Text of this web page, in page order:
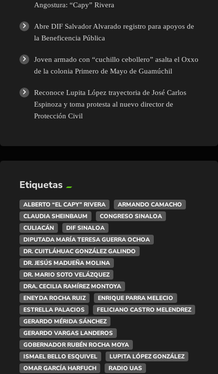
Angostura: “Capy” Rivera
Abre DIF Salvador Alvarado registro para apoyos de
la Beneficencia Pública
Joven armado con “cuchillo cebollero” asalta el Oxxo
de la colonia Primero de Mayo de Guamúchil
Reconoce Lupita López trayectoria de José Carlos
Espinoza y toma protesta al nuevo director de
Protección Civil
Etiquetas
ALBERTO “EL CAPY” RIVERA
ARMANDO CAMACHO
CLAUDIA SHEINBAUM
CONGRESO SINALOA
CULIACÁN
DIF SINALOA
DIPUTADA MARÍA TERESA GUERRA OCHOA
DR. CUITLÁHUAC GONZÁLEZ GALINDO
DR. JESÚS MADUEÑA MOLINA
DR. MARIO SOTO VELÁZQUEZ
DRA. CECILIA RAMÍREZ MONTOYA
ENEYDA ROCHA RUIZ
ENRIQUE PARRA MELECIO
ESTRELLA PALACIOS
FELICIANO CASTRO MELENDREZ
GERARDO MÉRIDA SÁNCHEZ
GERARDO VARGAS LANDEROS
GOBERNADOR RUBÉN ROCHA MOYA
ISMAEL BELLO ESQUIVEL
LUPITA LÓPEZ GONZÁLEZ
OMAR GARCÍA HARFUCH
RADIO UAS